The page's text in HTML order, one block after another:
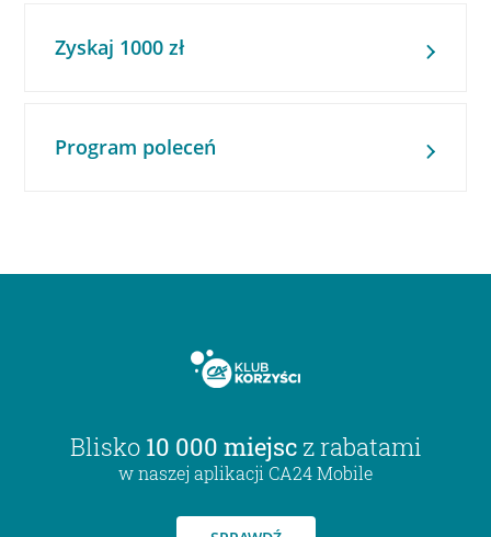
Zyskaj 1000 zł
Program poleceń
Blisko 10 000 miejsc z rabatami
w naszej aplikacji CA24 Mobile